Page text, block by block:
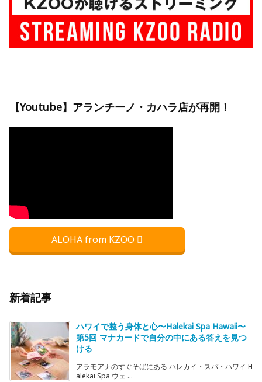
【Youtube】アランチーノ・カハラ店が再開！
ALOHA from KZOO
新着記事
ハワイで整う身体と心〜Halekai Spa Hawaii〜
第5回 マナカードで自分の中にある答えを見つ
ける
アラモアナのすぐそばにある ハレカイ・スパ・ハワイ H
alekai Spa ウェ ...